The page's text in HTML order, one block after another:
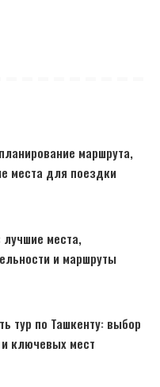
маршрута,
места для поездки
лучшие места,
и маршруты
тур по Ташкенту: выбор
ключевых мест